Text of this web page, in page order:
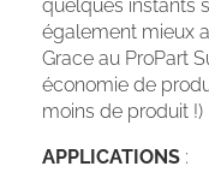
quelques instants
également mieux
Grace au ProPart
économie de
moins de produit !)
APPLICATIONS :